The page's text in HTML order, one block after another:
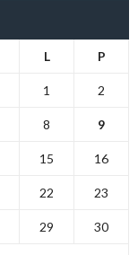
L P
1 2
8 9
15 16
22 23
29 30